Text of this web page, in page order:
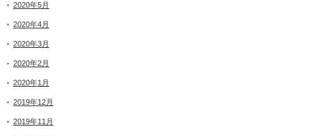
2020年5月
2020年4月
2020年3月
2020年2月
2020年1月
2019年12月
2019年11月